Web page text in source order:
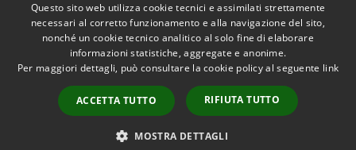
Accessibilità
Copyright © 2026 • Comune di
Rialto • Powered by
Municipium•
Accesso
redazione
Questo sito web utilizza cookie tecnici e assimilati strettamente
necessari al corretto funzionamento e alla navigazione del sito,
nonché un cookie tecnico analitico al solo fine di elaborare
informazioni statistiche, aggregate e anonime.
Per maggiori dettagli, può consultare la cookie policy al seguente link
ACCETTA TUTTO RIFIUTA TUTTO
MOSTRA DETTAGLI